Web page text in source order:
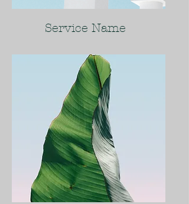
Service Name